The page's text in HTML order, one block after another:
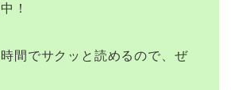
！
間でサクッと読めるので、ぜ